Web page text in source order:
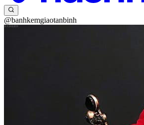
@banhkemgiaotanbinh